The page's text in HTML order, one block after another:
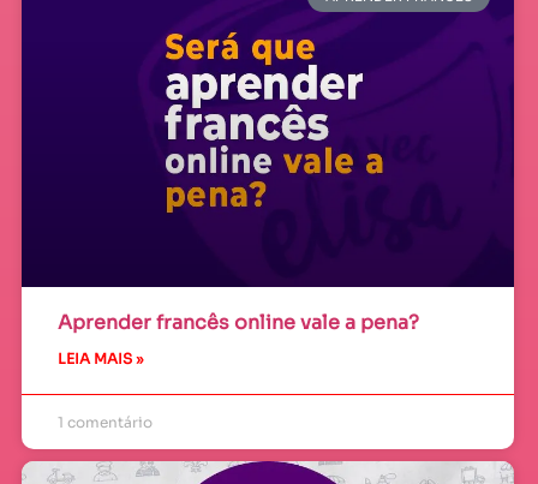
Aprender francês online vale a pena?
LEIA MAIS »
1 comentário